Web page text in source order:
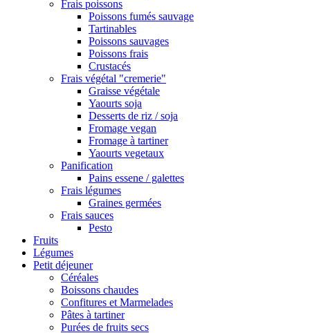
Frais poissons
Poissons fumés sauvage
Tartinables
Poissons sauvages
Poissons frais
Crustacés
Frais végétal "cremerie"
Graisse végétale
Yaourts soja
Desserts de riz / soja
Fromage vegan
Fromage à tartiner
Yaourts vegetaux
Panification
Pains essene / galettes
Frais légumes
Graines germées
Frais sauces
Pesto
Fruits
Légumes
Petit déjeuner
Céréales
Boissons chaudes
Confitures et Marmelades
Pâtes à tartiner
Purées de fruits secs